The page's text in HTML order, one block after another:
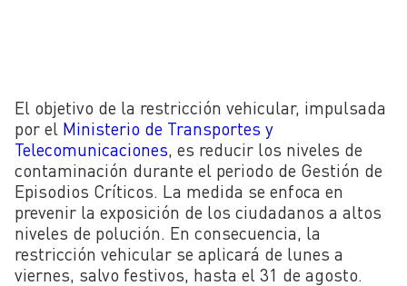
El objetivo de la restricción vehicular, impulsada
por el Ministerio de Transportes y
Telecomunicaciones, es reducir los niveles de
contaminación durante el periodo de Gestión de
Episodios Críticos. La medida se enfoca en
prevenir la exposición de los ciudadanos a altos
niveles de polución. En consecuencia, la
restricción vehicular se aplicará de lunes a
viernes, salvo festivos, hasta el 31 de agosto.